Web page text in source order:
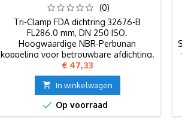
(0)
Tri-Clamp FDA dichtring 32676-B
FL286.0 mm, DN 250 ISO.
Hoogwaardige NBR-Perbunan
koppeling voor betrouwbare afdichting.
Prijs
€ 47,33
 In winkelwagen
 Op voorraad